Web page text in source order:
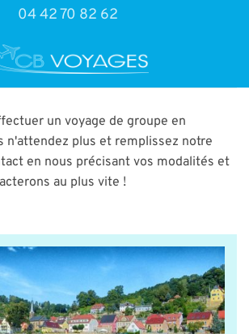
04 42 70 82 62
un voyage de groupe en
n'attendez plus et remplissez notre
en nous précisant vos modalités et
au plus vite !